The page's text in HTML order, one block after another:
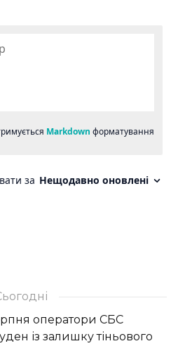
оператори СБС
із залишку тіньового